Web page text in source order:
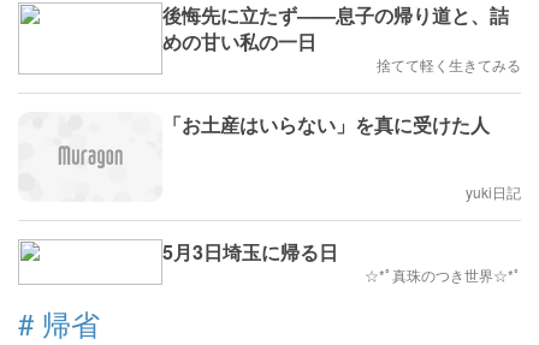
後悔先に立たず——息子の帰り道と、詰
めの甘い私の一日
捨てて軽く生きてみる
「お土産はいらない」を真に受けた人
yuki日記
5月3日埼玉に帰る日
☆*ﾟ真珠のつき世界☆*ﾟ
# 帰省